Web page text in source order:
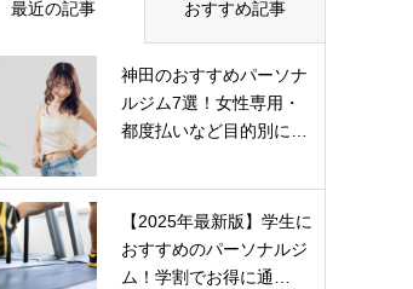
最近の記事 おすすめ記事
神田のおすすめパーソナ
ルジム7選！女性専用・
都度払いなど目的別に…
【2025年最新版】学生に
おすすめのパーソナルジ
ム！学割でお得に通…